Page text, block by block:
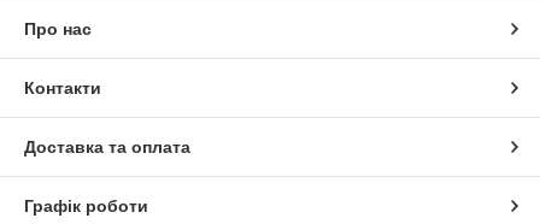
Про нас
Контакти
Доставка та оплата
Графік роботи